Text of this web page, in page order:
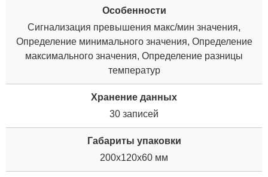
Особенности
Сигнализация превышения макс/мин значения,
Определение минимального значения, Определение
максимального значения, Определение разницы
температур
Хранение данных
30 записей
Габариты упаковки
200x120x60 мм